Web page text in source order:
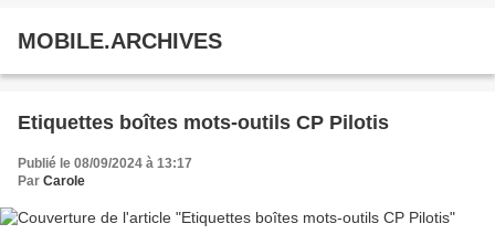
MOBILE.ARCHIVES
Etiquettes boîtes mots-outils CP Pilotis
Publié le 08/09/2024 à 13:17
Par Carole